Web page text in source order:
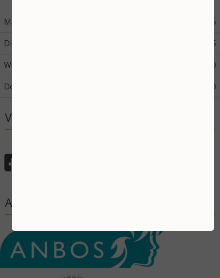
Maandag
17:45
Dinsdag
17:45
Woensdag
17:30
Donderdag
12:00
Volg mij
Aangesloten bij